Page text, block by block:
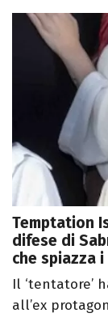
Temptation
difese di
che spiazza i
Il ‘tentatore’
all’ex